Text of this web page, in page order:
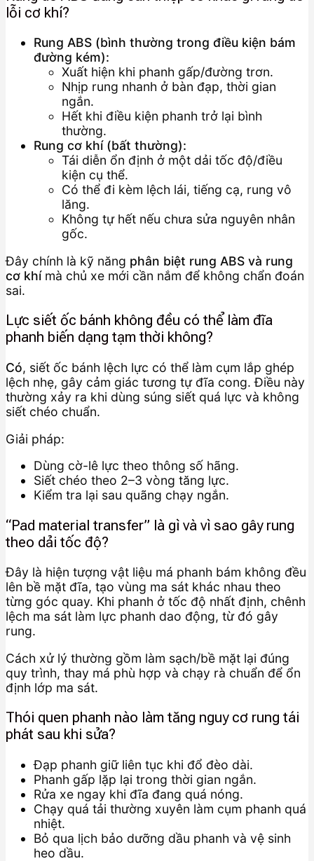
lỗi cơ khí?
Rung ABS (bình thường trong điều kiện bám
đường kém):
Xuất hiện khi phanh gấp/đường trơn.
Nhịp rung nhanh ở bàn đạp, thời gian
ngắn.
Hết khi điều kiện phanh trở lại bình
thường.
Rung cơ khí (bất thường):
Tái diễn ổn định ở một dải tốc độ/điều
kiện cụ thể.
Có thể đi kèm lệch lái, tiếng cạ, rung vô
lăng.
Không tự hết nếu chưa sửa nguyên nhân
gốc.
Đây chính là kỹ năng phân biệt rung ABS và rung
cơ khímà chủ xe mới cần nắm để không chẩn đoán
sai.
Lực siết ốc bánh không đều có thể làm đĩa
phanh biến dạng tạm thời không?
Có, siết ốc bánh lệch lực có thể làm cụm lắp ghép
lệch nhẹ, gây cảm giác tương tự đĩa cong. Điều này
thường xảy ra khi dùng súng siết quá lực và không
siết chéo chuẩn.
Giải pháp:
Dùng cờ-lê lực theo thông số hãng.
Siết chéo theo 2–3 vòng tăng lực.
Kiểm tra lại sau quãng chạy ngắn.
“Pad material transfer” là gì và vì sao gây rung
theo dải tốc độ?
Đây là hiện tượng vật liệu má phanh bám không đều
lên bề mặt đĩa, tạo vùng ma sát khác nhau theo
từng góc quay. Khi phanh ở tốc độ nhất định, chênh
lệch ma sát làm lực phanh dao động, từ đó gây
rung.
Cách xử lý thường gồm làm sạch/bề mặt lại đúng
quy trình, thay má phù hợp và chạy rà chuẩn để ổn
định lớp ma sát.
Thói quen phanh nào làm tăng nguy cơ rung tái
phát sau khi sửa?
Đạp phanh giữ liên tục khi đổ đèo dài.
Phanh gấp lặp lại trong thời gian ngắn.
Rửa xe ngay khi đĩa đang quá nóng.
Chạy quá tải thường xuyên làm cụm phanh quá
nhiệt.
Bỏ qua lịch bảo dưỡng dầu phanh và vệ sinh
heo dầu.